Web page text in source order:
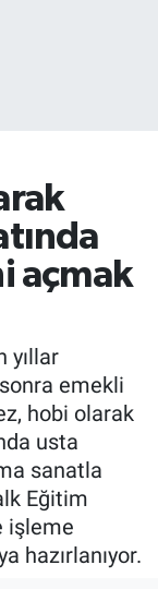
açmak
yıllar
emekli
hobi olarak
usta
sanatla
Eğitim
işleme
hazırlanıyor.